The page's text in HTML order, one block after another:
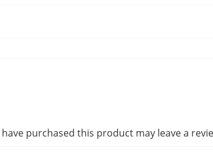
purchased this product may leave a